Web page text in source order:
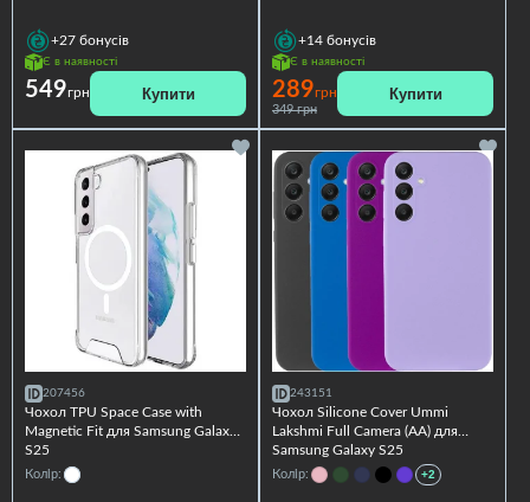
+27 бонусів
Є в наявності
549грн Купити
+14 бонусів
Є в наявності
289грн
349 грн
Купити
207456
Чохол TPU Space Case with
Magnetic Fit для Samsung Galaxy
S25
Колір:
243151
Чохол Silicone Cover Ummi
Lakshmi Full Camera (AA) для
Samsung Galaxy S25
Колір: +2